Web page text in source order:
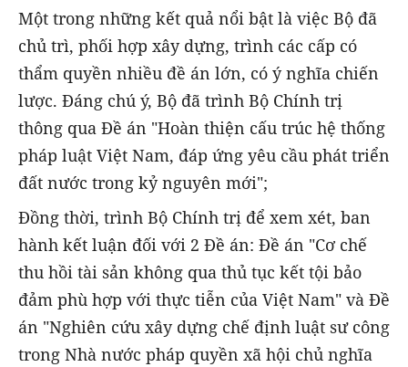
Một trong những kết quả nổi bật là việc Bộ đã
chủ trì, phối hợp xây dựng, trình các cấp có
thẩm quyền nhiều đề án lớn, có ý nghĩa chiến
lược. Đáng chú ý, Bộ đã trình Bộ Chính trị
thông qua Đề án "Hoàn thiện cấu trúc hệ thống
pháp luật Việt Nam, đáp ứng yêu cầu phát triển
đất nước trong kỷ nguyên mới";
Đồng thời, trình Bộ Chính trị để xem xét, ban
hành kết luận đối với 2 Đề án: Đề án "Cơ chế
thu hồi tài sản không qua thủ tục kết tội bảo
đảm phù hợp với thực tiễn của Việt Nam" và Đề
án "Nghiên cứu xây dựng chế định luật sư công
trong Nhà nước pháp quyền xã hội chủ nghĩa